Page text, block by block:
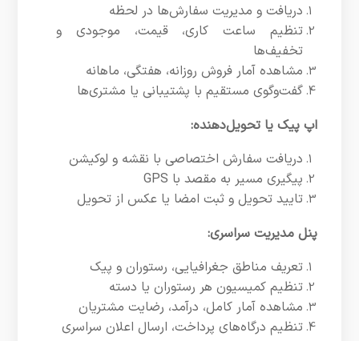
دریافت و مدیریت سفارش‌ها در لحظه
تنظیم ساعت کاری، قیمت، موجودی و
تخفیف‌ها
مشاهده آمار فروش روزانه، هفتگی، ماهانه
گفت‌وگوی مستقیم با پشتیبانی یا مشتری‌ها
اپ پیک یا تحویل‌دهنده:
دریافت سفارش اختصاصی با نقشه و لوکیشن
پیگیری مسیر به مقصد با GPS
تایید تحویل و ثبت امضا یا عکس از تحویل
پنل مدیریت سراسری:
تعریف مناطق جغرافیایی، رستوران و پیک
تنظیم کمیسیون هر رستوران یا دسته
مشاهده آمار کامل، درآمد، رضایت مشتریان
تنظیم درگاه‌های پرداخت، ارسال اعلان سراسری